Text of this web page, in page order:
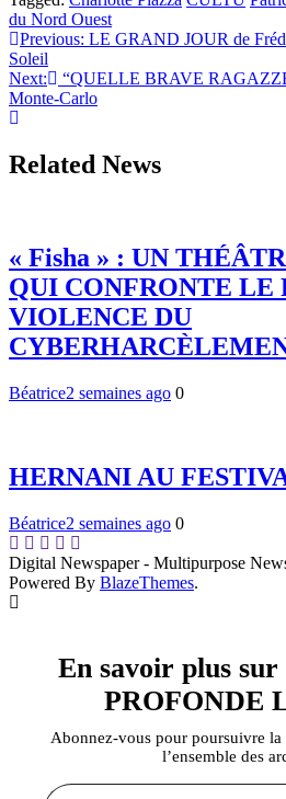
du Nord Ouest
Navigation
de
l’article
Previous: LE GRAND JOUR de
Soleil
Next:
“QUELLE BRAVE
Monte-Carlo
Related News
« Fisha » : UN
QUI CONFRONTE LE
VIOLENCE DU
Béatrice2 semaines ago 0
HERNANI AU
Béatrice2 semaines ago 0
Digital Newspaper - Multipurpose
Powered By BlazeThemes.
En savoir plus
PROFONDE
Abonnez-vous pour poursuivre la
l’ensemble des
Saisissez